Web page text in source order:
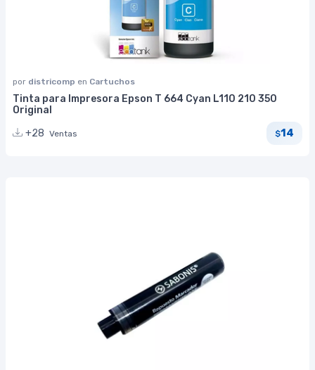
por districomp en Cartuchos
Tinta para Impresora Epson T 664 Cyan L110 210 350
Original
+28 Ventas $14